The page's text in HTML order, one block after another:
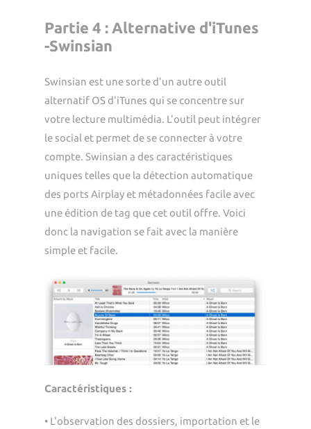
Partie 4 : Alternative d'iTunes
-Swinsian
Swinsian est une sorte d'un autre outil
alternatif OS d'iTunes qui se concentre sur
votre lecture multimédia. L'outil peut intégrer
le social et permet de se connecter à votre
compte. Swinsian a des caractéristiques
uniques telles que la détection automatique
des ports Airplay et métadonnées facile avec
une édition de tag que cet outil offre. Voici
donc la navigation se fait avec la manière
simple et facile.
Caractéristiques :
• L'observation des dossiers, importation et le